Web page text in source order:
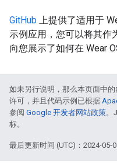
GitHub 上提供了适用于
示例应用，您可以将其作
向您展示了如何在 Wear
如未另行说明，那么本页面中
许可，并且代码示例已根据
参阅 Google 开发者网站政策。
标。
最后更新时间 (UTC)：2024-05-